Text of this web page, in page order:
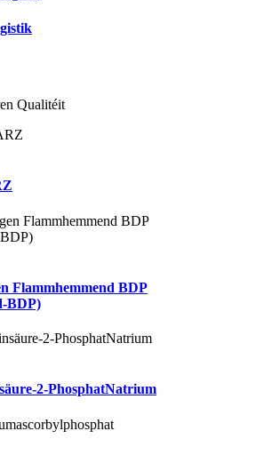
Qualitéit
Flammhemmend BDP
BDP)
2-PhosphatNatrium